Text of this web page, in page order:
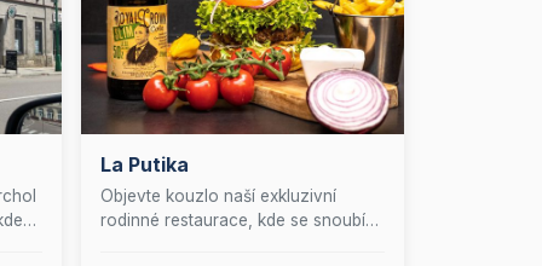
La Putika
Objevte kouzlo naší exkluzivní
rodinné restaurace, kde se snoubí